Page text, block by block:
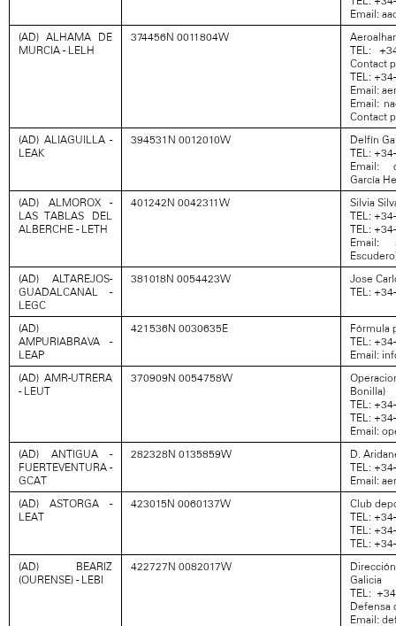
Email:
(AD) ALHAMA DE
MURCIA - LELH
374456N 0011804W
TEL:
Contact
TEL:
Email:
Email:
Contact
(AD) ALIAGUILLA -
LEAK
394531N 0012010W
Delfín
TEL:
Email:
García
(AD) ALMOROX -
LAS TABLAS DEL
ALBERCHE - LETH
401242N 0042311W
Silvia
TEL:
TEL:
Email:
(AD) ALTAREJOS-
GUADALCANAL -
LEGC
381018N 0054423W
Jose
TEL:
(AD)
AMPURIABRAVA -
LEAP
421536N 0030635E
Fórmula
TEL:
Email:
(AD) AMR-UTRERA
- LEUT
370909N 0054758W
Bonilla)
TEL:
TEL:
Email:
(AD) ANTIGUA -
FUERTEVENTURA -
GCAT
282328N 0135859W
D.
TEL:
Email:
(AD) ASTORGA -
LEAT
423015N 0060137W
Club
TEL:
TEL:
TEL:
(AD) BEARIZ
(OURENSE) - LEBI
422727N 0082017W
Galicia
TEL:
Defensa
Email: